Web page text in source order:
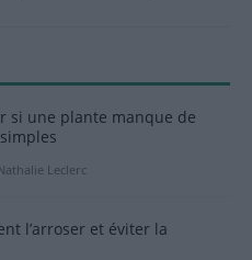
si une plante manque de
Leclerc
l’arroser et éviter la